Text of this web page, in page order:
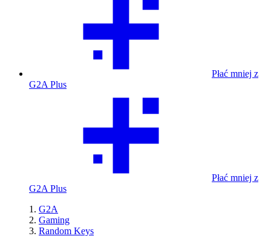
Płać mniej z
G2A Plus
Płać mniej z
G2A Plus
G2A
Gaming
Random Keys